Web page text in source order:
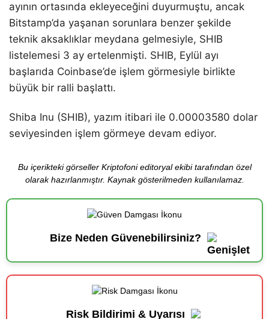
ayının ortasında ekleyeceğini duyurmuştu, ancak
Bitstamp’da yaşanan sorunlara benzer şekilde
teknik aksaklıklar meydana gelmesiyle, SHIB
listelemesi 3 ay ertelenmişti. SHIB, Eylül ayı
başlarıda Coinbase’de işlem görmesiyle birlikte
büyük bir ralli başlattı.
Shiba Inu (SHIB), yazım itibari ile 0.00003580 dolar
seviyesinden işlem görmeye devam ediyor.
Bu içerikteki görseller Kriptofoni editoryal ekibi tarafından özel
olarak hazırlanmıştır. Kaynak gösterilmeden kullanılamaz.
Bize Neden Güvenebilirsiniz?
Risk Bildirimi & Uyarısı